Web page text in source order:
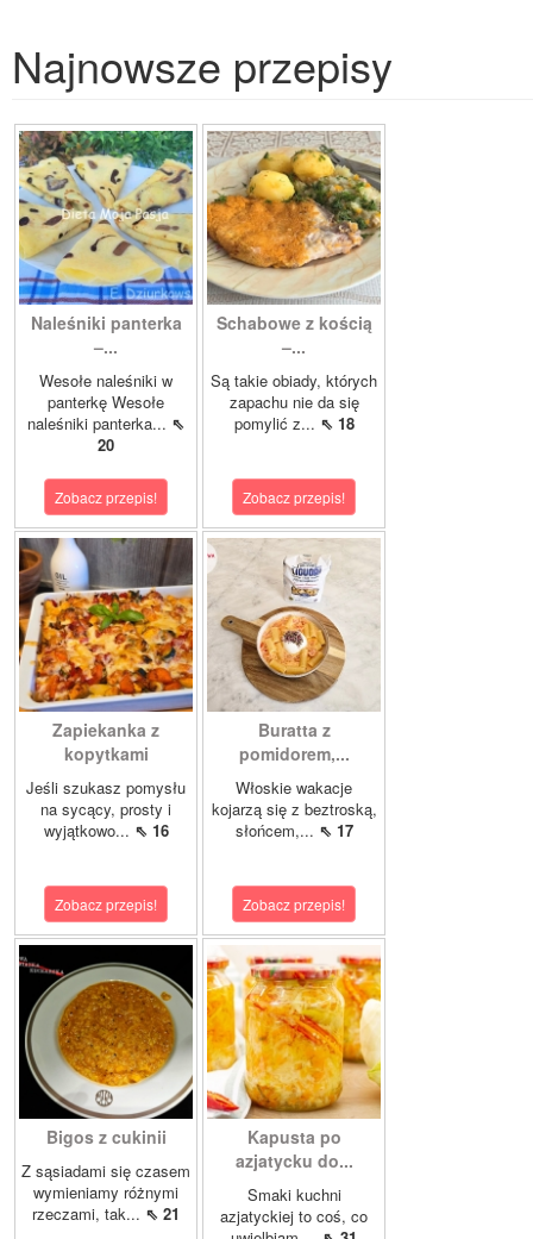
Najnowsze przepisy
Naleśniki panterka
–...
Wesołe naleśniki w
panterkę Wesołe
naleśniki panterka... ⇖
20
Zobacz przepis!
Schabowe z kością
–...
Są takie obiady, których
zapachu nie da się
pomylić z... ⇖ 18
Zobacz przepis!
Zapiekanka z
kopytkami
Jeśli szukasz pomysłu
na sycący, prosty i
wyjątkowo... ⇖ 16
Zobacz przepis!
Buratta z
pomidorem,...
Włoskie wakacje
kojarzą się z beztroską,
słońcem,... ⇖ 17
Zobacz przepis!
Bigos z cukinii
Z sąsiadami się czasem
wymieniamy różnymi
rzeczami, tak... ⇖ 21
Kapusta po
azjatycku do...
Smaki kuchni
azjatyckiej to coś, co